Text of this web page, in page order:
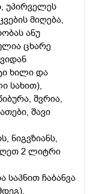
უპირველეს
მიღება,
ანუ
ცხარე
ხილი და
სახით),
შვრია,
შავი
ნიგვზიანს,
2 ლიტრი
ჩაბანვა